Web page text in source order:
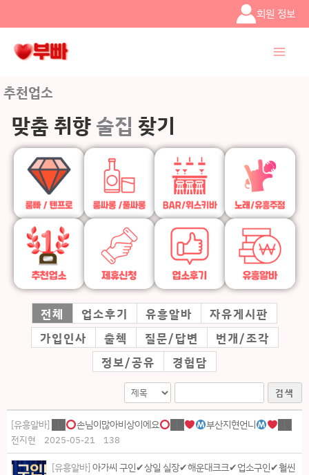
건너뛰기
회원 정보
추천업소
맞춤 취향 술집 찾기
전체 업소후기 유흥알바
자유게시판
가입인사
출첵 질문/답변
번개/조각
정보/공유
경험담
검색
[유흥알바] 손님이많아비상이에요 부산지현언니
전지현 2025-05-21 138
[유흥알바] 아가씨 구인✔상일 실장✔해운대크크✔업소구인✔훨씬